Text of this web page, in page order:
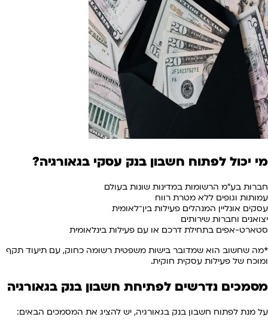
מי יכול לפתוח חשבון בנק עסקי בגאורגיה?
חברות בע"מ הרשומות במדינות שונות בעולם
עמותות וגופים ללא מטרת רווח
עסקים אונליין המנהלים פעילות בין־לאומית
יצואנים וחברות שירותים
סטארט-אפים בתחילת דרכם או עם פעילות בינלאומית
*מה שחשוב הוא שמדובר בישות משפטית רשומה כחוק, עם תיעוד תקף
ומוכח של פעילות עסקית חוקית.
מסמכים נדרשים לפתיחת חשבון בנק בגאורגיה
על מנת לפתוח חשבון בנק בגאורגיה, יש להציג את המסמכים הבאים: